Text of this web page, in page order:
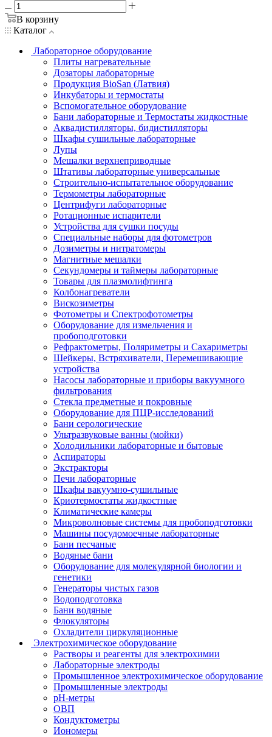
В корзину
Каталог
Лабораторное оборудование
Плиты нагревательные
Дозаторы лабораторные
Продукция BioSan (Латвия)
Инкубаторы и термостаты
Вспомогательное оборудование
Бани лабораторные и Термостаты жидкостные
Аквадистилляторы, бидистилляторы
Шкафы сушильные лабораторные
Лупы
Мешалки верхнеприводные
Штативы лабораторные универсальные
Строительно-испытательное оборудование
Термометры лабораторные
Центрифуги лабораторные
Ротационные испарители
Устройства для сушки посуды
Специальные наборы для фотометров
Дозиметры и нитратомеры
Магнитные мешалки
Секундомеры и таймеры лабораторные
Товары для плазмолифтинга
Колбонагреватели
Вискозиметры
Фотометры и Спектрофотометры
Оборудование для измельчения и
пробоподготовки
Рефрактометры, Поляриметры и Сахариметры
Шейкеры, Встряхиватели, Перемешивающие
устройства
Насосы лабораторные и приборы вакуумного
фильтрования
Стекла предметные и покровные
Оборудование для ПЦР-исследований
Бани серологические
Ультразвуковые ванны (мойки)
Холодильники лабораторные и бытовые
Аспираторы
Экстракторы
Печи лабораторные
Шкафы вакуумно-сушильные
Криотермостаты жидкостные
Климатические камеры
Микроволновые системы для пробоподготовки
Машины посудомоечные лабораторные
Бани песчаные
Водяные бани
Оборудование для молекулярной биологии и
генетики
Генераторы чистых газов
Водоподготовка
Бани водяные
Флокуляторы
Охладители циркуляционные
Электрохимическое оборудование
Растворы и реагенты для электрохимии
Лабораторные электроды
Промышленное электрохимическое оборудование
Промышленные электроды
pH-метры
ОВП
Кондуктометры
Иономеры